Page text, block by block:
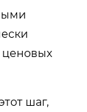
шаг,